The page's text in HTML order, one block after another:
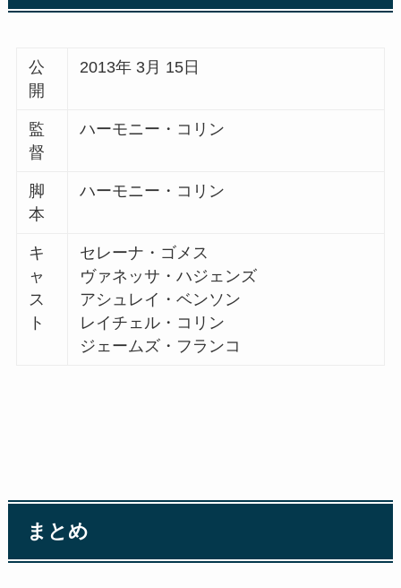
公
開
2013年 3月 15日
監
督
ハーモニー・コリン
脚
本
ハーモニー・コリン
キ
ャ
ス
ト
セレーナ・ゴメス
ヴァネッサ・ハジェンズ
アシュレイ・ベンソン
レイチェル・コリン
ジェームズ・フランコ
まとめ